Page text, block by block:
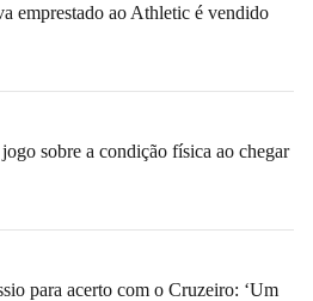
emprestado ao Athletic é vendido
sobre a condição física ao chegar
para acerto com o Cruzeiro: ‘Um